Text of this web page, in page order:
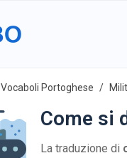
Vocaboli Portoghese
Come si
La traduzione di